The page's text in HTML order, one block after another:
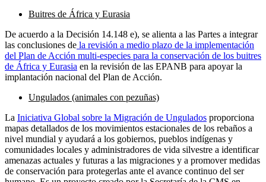
Buitres de África y Eurasia
De acuerdo a la Decisión 14.148 e), se alienta a las Partes a integrar
las conclusiones de la revisión a medio plazo de la implementación
del Plan de Acción multi-especies para la conservación de los buitres
de África y Eurasia en la revisión de las EPANB para apoyar la
implantación nacional del Plan de Acción.
Ungulados (animales con pezuñas)
La Iniciativa Global sobre la Migración de Ungulados proporciona
mapas detallados de los movimientos estacionales de los rebaños a
nivel mundial y ayudará a los gobiernos, pueblos indígenas y
comunidades locales y administradores de vida silvestre a identificar
amenazas actuales y futuras a las migraciones y a promover medidas
de conservación para protegerlas ante el avance continuo del ser